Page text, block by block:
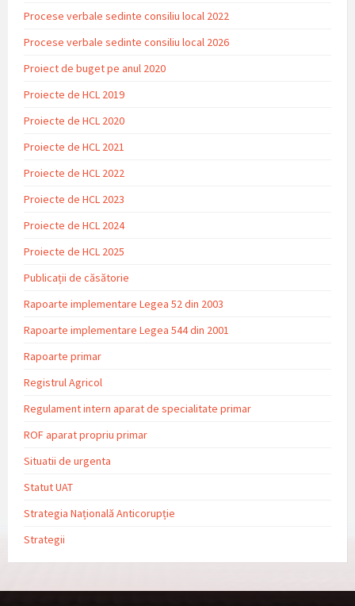
Procese verbale sedinte consiliu local 2022
Procese verbale sedinte consiliu local 2026
Proiect de buget pe anul 2020
Proiecte de HCL 2019
Proiecte de HCL 2020
Proiecte de HCL 2021
Proiecte de HCL 2022
Proiecte de HCL 2023
Proiecte de HCL 2024
Proiecte de HCL 2025
Publicații de căsătorie
Rapoarte implementare Legea 52 din 2003
Rapoarte implementare Legea 544 din 2001
Rapoarte primar
Registrul Agricol
Regulament intern aparat de specialitate primar
ROF aparat propriu primar
Situatii de urgenta
Statut UAT
Strategia Națională Anticorupție
Strategii